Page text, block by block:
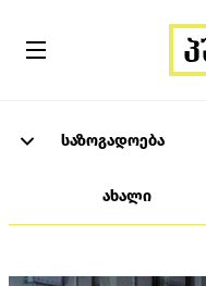
საზოგადოება
ახალი